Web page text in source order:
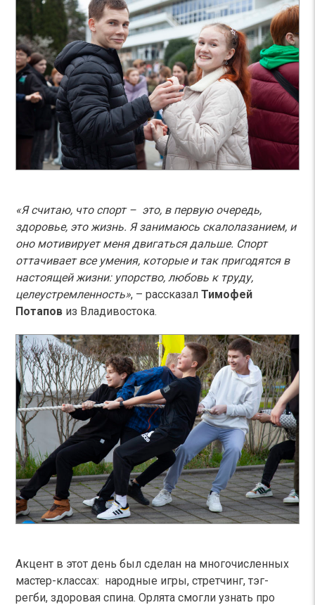
«Я считаю, что спорт – это, в первую очередь,
здоровье, это жизнь. Я занимаюсь скалолазанием, и
оно мотивирует меня двигаться дальше. Спорт
оттачивает все умения, которые и так пригодятся в
настоящей жизни: упорство, любовь к труду,
целеустремленность», – рассказалТимофей
Потапов из Владивостока.
Акцент в этот день был сделан на многочисленных
мастер-классах: народные игры, стретчинг, тэг-
регби, здоровая спина. Орлята смогли узнать про